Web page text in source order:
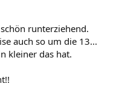
runterziehend.
auch so um die 13...
kleiner das hat.